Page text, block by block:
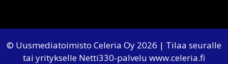
© Uusmediatoimisto Celeria Oy 2026 | Tilaa seuralle
tai yritykselle Netti330-palvelu www.celeria.fi